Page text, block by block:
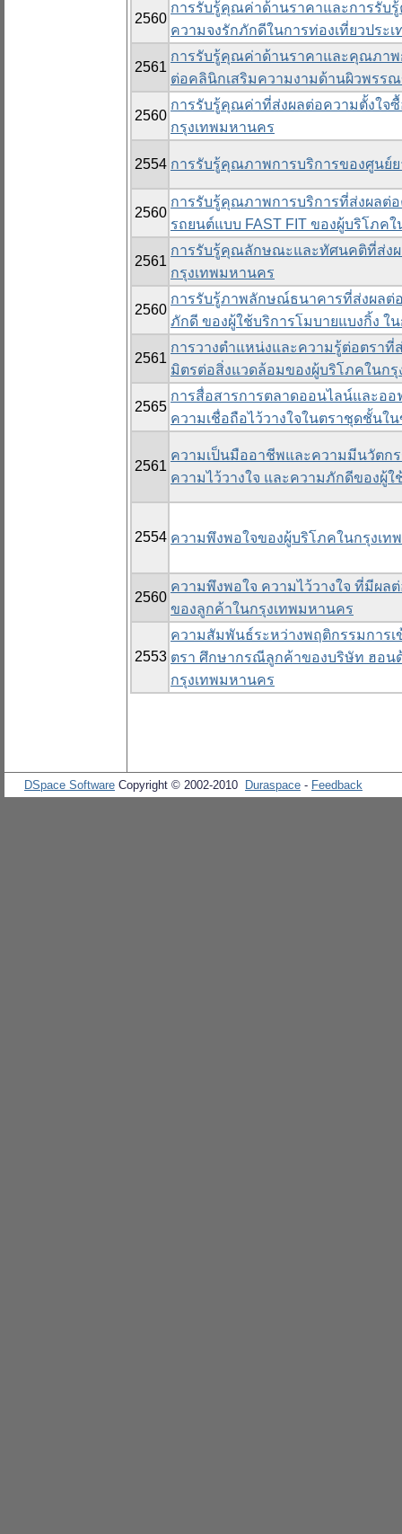
2560
การรับรู้คุณค่าด้านราคาและการรับ
ความจงรักภักดีในการท่องเที่ยวประ
2561
การรับรู้คุณค่าด้านราคาและคุณภาพ
ต่อคลินิกเสริมความงามด้านผิวพรร
2560
การรับรู้คุณค่าที่ส่งผลต่อความตั้งใจ
กรุงเทพมหานคร
2554 การรับรู้คุณภาพการบริการของศูนย์
2560
การรับรู้คุณภาพการบริการที่ส่งผลต่
รถยนต์แบบ FAST FIT ของผู้บริโภค
2561
การรับรู้คุณลักษณะและทัศนคติที่ส่งผ
กรุงเทพมหานคร
2560
การรับรู้ภาพลักษณ์ธนาคารที่ส่งผลต่
ภักดี ของผู้ใช้บริการโมบายแบงกิ้ง ใ
2561
การวางตำแหน่งและความรู้ต่อตรา
มิตรต่อสิ่งแวดล้อมของผู้บริโภคในก
2565
การสื่อสารการตลาดออนไลน์และอ
ความเชื่อถือไว้วางใจในตราชุดชั้นใ
2561
ความเป็นมืออาชีพและความมีนวัตก
ความไว้วางใจ และความภักดีของผู้
2554 ความพึงพอใจของผู้บริโภคในกรุงเ
2560
ความพึงพอใจ ความไว้วางใจ ที่มีผ
ของลูกค้าในกรุงเทพมหานคร
2553
ความสัมพันธ์ระหว่างพฤติกรรมการ
ตรา ศึกษากรณีลูกค้าของบริษัท ฮอน
กรุงเทพมหานคร
DSpace Software Copyright © 2002-2010 Duraspace - Feedback